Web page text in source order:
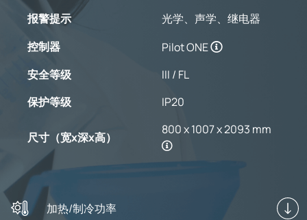
报警提示
光学、声学、继电器
控制器
Pilot ONE
安全等级
III / FL
保护等级
IP20
尺寸（宽x深x高）
800 x 1007 x 2093 mm
加热/制冷功率